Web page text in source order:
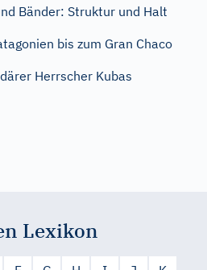
Bänder: Struktur und Halt
bis zum Gran Chaco
Herrscher Kubas
Lexikon